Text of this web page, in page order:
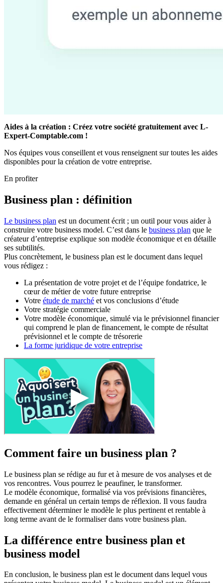
Aides à la création : Créez votre société gratuitement avec L-
Expert-Comptable.com !
Nos équipes vous conseillent et vous renseignent sur toutes les aides
disponibles pour la création de votre entreprise.
En profiter
Business plan : définition
Le business plan est un document écrit ; un outil pour vous aider à
construire votre business model. C’est dans le business plan que le
créateur d’entreprise explique son modèle économique et en détaille
ses subtilités.
Plus concrètement, le business plan est le document dans lequel
vous rédigez :
La présentation de votre projet et de l’équipe fondatrice, le
cœur de métier de votre future entreprise
Votre étude de marché et vos conclusions d’étude
Votre stratégie commerciale
Votre modèle économique, simulé via le prévisionnel financier
qui comprend le plan de financement, le compte de résultat
prévisionnel et le compte de trésorerie
La forme juridique de votre entreprise
Comment faire un business plan ?
Le business plan se rédige au fur et à mesure de vos analyses et de
vos rencontres. Vous pourrez le peaufiner, le transformer.
Le modèle économique, formalisé via vos prévisions financières,
demande en général un certain temps de réflexion. Il vous faudra
effectivement déterminer le modèle le plus pertinent et rentable à
long terme avant de le formaliser dans votre business plan.
La différence entre business plan et
business model
En conclusion, le business plan est le document dans lequel vous